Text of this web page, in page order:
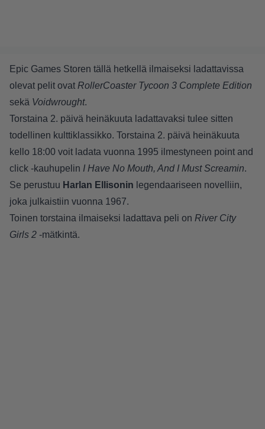
Epic Games Storen tällä hetkellä ilmaiseksi ladattavissa
olevat pelit ovat RollerCoaster Tycoon 3 Complete Edition
sekä Voidwrought.
Torstaina 2. päivä heinäkuuta ladattavaksi tulee sitten
todellinen kulttiklassikko. Torstaina 2. päivä heinäkuuta
kello 18:00 voit ladata vuonna 1995 ilmestyneen point and
click -kauhupelin I Have No Mouth, And I Must Screamin.
Se perustuu Harlan Ellisonin legendaariseen novelliin,
joka julkaistiin vuonna 1967.
Toinen torstaina ilmaiseksi ladattava peli on River City
Girls 2 -mätkintä.